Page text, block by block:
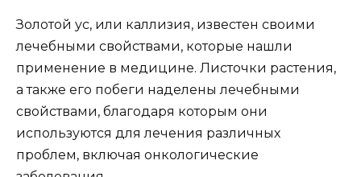
Золотой ус, или каллизия, известен своими
лечебными свойствами, которые нашли
применение в медицине. Листочки растения,
а также его побеги наделены лечебными
свойствами, благодаря которым они
используются для лечения различных
проблем, включая онкологические